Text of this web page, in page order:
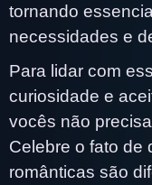
tornando
necessidades e
Para lidar com
curiosidade e
vocês não
Celebre o fato de
românticas são